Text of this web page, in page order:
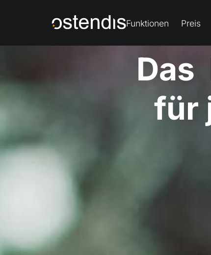
Funktionen Preis
Dasunk